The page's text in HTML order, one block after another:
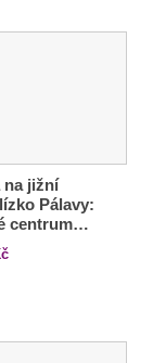
na jižní
Pálavy:
centrum…